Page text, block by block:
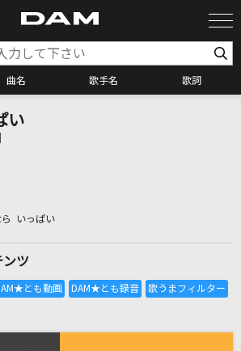
曲名 歌手名 歌詞
カラオケ検索
全国りれき
イムで歌われている曲の一覧
い
ら いっぱい
ンツ